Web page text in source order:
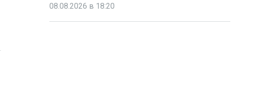
08.08.2026 в 18:20